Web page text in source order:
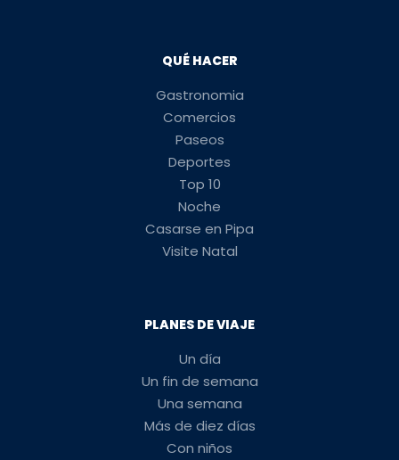
QUÉ HACER
Gastronomia
Comercios
Paseos
Deportes
Top 10
Noche
Casarse en Pipa
Visite Natal
PLANES DE VIAJE
Un día
Un fin de semana
Una semana
Más de diez días
Con niños